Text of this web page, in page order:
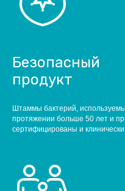
Безопасный
продукт
Штаммы бактерий,
протяжении больше 50 лет и
сертифицированы и